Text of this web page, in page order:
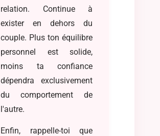
relation. Continue à
exister en dehors du
couple. Plus ton équilibre
personnel est solide,
moins ta confiance
dépendra exclusivement
du comportement de
l'autre.
Enfin, rappelle-toi que